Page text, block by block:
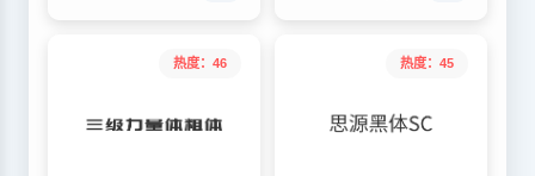
热度：46 热度：45